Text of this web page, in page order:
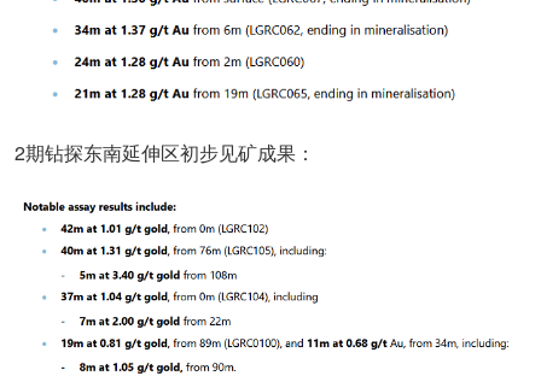
2期钻探东南延伸区初步见矿成果：